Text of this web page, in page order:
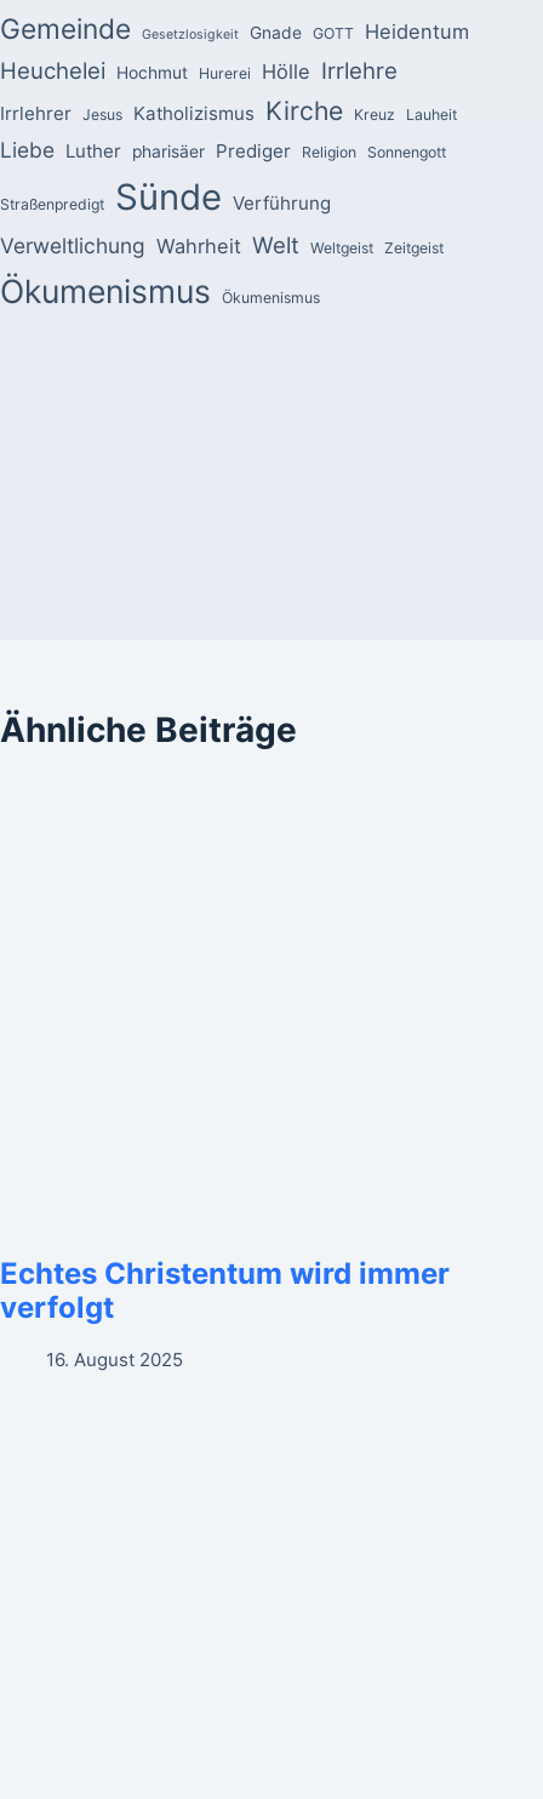
Gemeinde Gesetzlosigkeit Gnade GOTT Heidentum
Heuchelei Hochmut Hurerei Hölle Irrlehre
Irrlehrer Jesus Katholizismus Kirche Kreuz Lauheit
Liebe Luther pharisäer Prediger Religion Sonnengott
Straßenpredigt Sünde Verführung
Verweltlichung Wahrheit Welt Weltgeist Zeitgeist
Ökumenismus Ökumenismus
Ähnliche Beiträge
Echtes Christentum wird immer
verfolgt
16. August 2025